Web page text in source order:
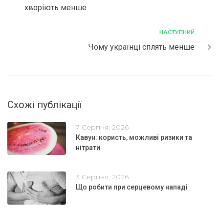
хворіють менше
НАСТУПНИЙ
Чому українці сплять менше
Схожі публікації
7 Серпня, 2026
Кавун: користь, можливі ризики та
нітрати
3 Серпня, 2026
Що робити при серцевому нападі